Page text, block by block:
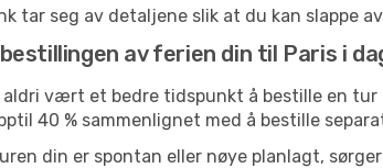
tar seg av detaljene slik at du kan slappe
av ferien din til Paris i
aldri vært et bedre tidspunkt å bestille en tur
40 % sammenlignet med å bestille
din er spontan eller nøye planlagt,